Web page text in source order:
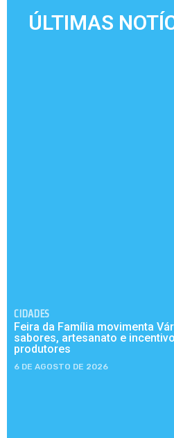
ÚLTIMAS
CIDADES
Feira da Família movimenta
sabores, artesanato e
produtores
6 DE AGOSTO DE 2026